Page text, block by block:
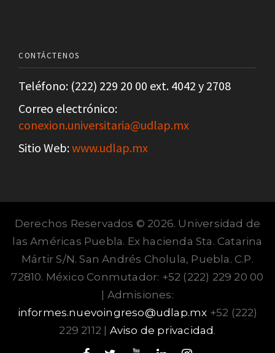
CONTÁCTENOS
Teléfono: (222) 229 20 00 ext. 4042 y 2708
Correo electrónico:
conexion.universitaria@udlap.mx
Sitio Web:www.udlap.mx
Derechos Reservados © 2026. Universidad de
las Américas Puebla. Ex hacienda Sta. Catarina
Mártir S/N. San Andrés Cholula, Puebla. C.P.
72810. México Conmutador: +52 (222) 229 20 00
| Admisiones:
informes.nuevoingreso@udlap.mx +52 (222)
229 2112 | Aviso de privacidad.